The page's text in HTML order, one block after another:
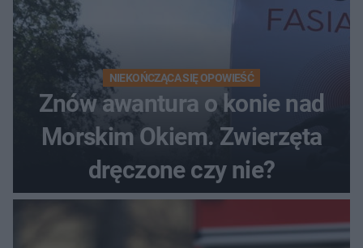
NIEKOŃCZĄCA SIĘ OPOWIEŚĆ
Znów awantura o konie nad
Morskim Okiem. Zwierzęta
dręczone czy nie?